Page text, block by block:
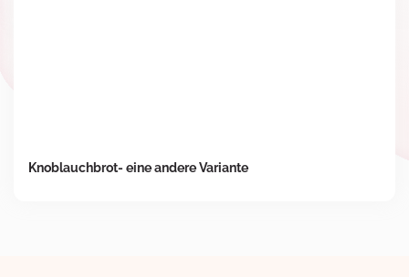
Knoblauchbrot- eine andere Variante